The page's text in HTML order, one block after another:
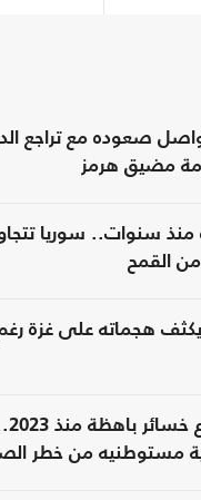
صعوده مع تراجع
مضيق هرمز
منذ سنوات.. سوريا تتجاوز
من القمح
يكثف هجماته على غزة
مستوطنيه من خطر